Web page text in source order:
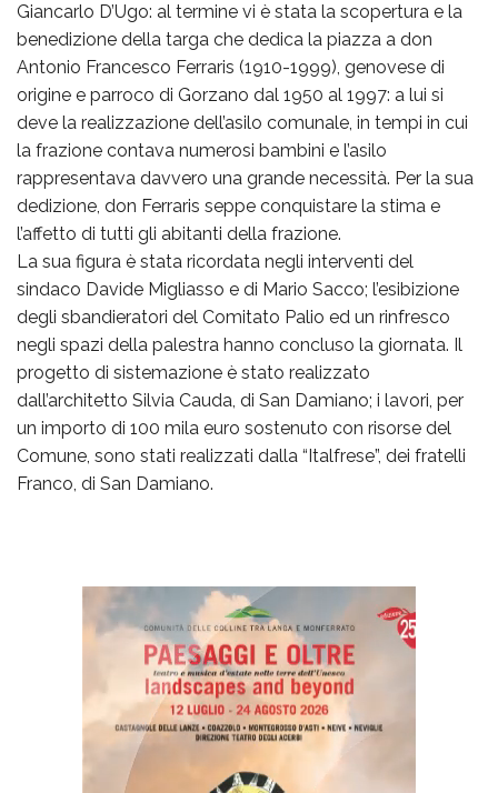
Giancarlo D’Ugo: al termine vi è stata la scopertura e la
benedizione della targa che dedica la piazza a don
Antonio Francesco Ferraris (1910-1999), genovese di
origine e parroco di Gorzano dal 1950 al 1997: a lui si
deve la realizzazione dell’asilo comunale, in tempi in cui
la frazione contava numerosi bambini e l’asilo
rappresentava davvero una grande necessità. Per la sua
dedizione, don Ferraris seppe conquistare la stima e
l’affetto di tutti gli abitanti della frazione.
La sua figura è stata ricordata negli interventi del
sindaco Davide Migliasso e di Mario Sacco; l’esibizione
degli sbandieratori del Comitato Palio ed un rinfresco
negli spazi della palestra hanno concluso la giornata. Il
progetto di sistemazione è stato realizzato
dall’architetto Silvia Cauda, di San Damiano; i lavori, per
un importo di 100 mila euro sostenuto con risorse del
Comune, sono stati realizzati dalla “Italfrese”, dei fratelli
Franco, di San Damiano.